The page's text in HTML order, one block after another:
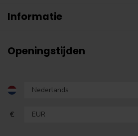
Informatie
Openingstijden
€